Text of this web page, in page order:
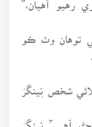
توهان وٽ ڪو
شخص نِينگَرَ
آهي،” نِينگَرَ